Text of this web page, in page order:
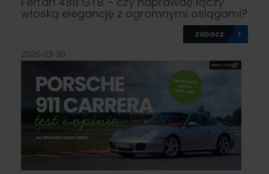
włoską elegancję z ogromnymi osiągami?
zobacz
2026-03-30